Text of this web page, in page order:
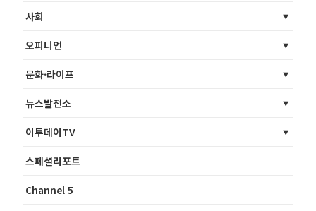
사회
오피니언
문화·라이프
뉴스발전소
이투데이TV
스페셜리포트
Channel 5